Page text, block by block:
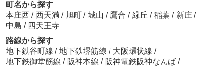
町名から探す
本庄西 / 西天満 / 旭町 / 城山 / 鷹合 / 緑丘 / 稲葉 / 新庄 /
中島 / 四天王寺
路線から探す
地下鉄谷町線 / 地下鉄堺筋線 / 大阪環状線 /
地下鉄御堂筋線 / 阪神本線 / 阪神電鉄阪神なんば /